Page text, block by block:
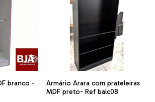
branco -
Armário Arara com prateleiras
MDF preto- Ref balc08